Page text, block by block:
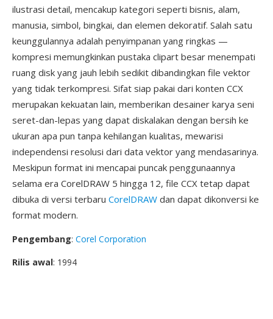
ilustrasi detail, mencakup kategori seperti bisnis, alam,
manusia, simbol, bingkai, dan elemen dekoratif. Salah satu
keunggulannya adalah penyimpanan yang ringkas —
kompresi memungkinkan pustaka clipart besar menempati
ruang disk yang jauh lebih sedikit dibandingkan file vektor
yang tidak terkompresi. Sifat siap pakai dari konten CCX
merupakan kekuatan lain, memberikan desainer karya seni
seret-dan-lepas yang dapat diskalakan dengan bersih ke
ukuran apa pun tanpa kehilangan kualitas, mewarisi
independensi resolusi dari data vektor yang mendasarinya.
Meskipun format ini mencapai puncak penggunaannya
selama era CorelDRAW 5 hingga 12, file CCX tetap dapat
dibuka di versi terbaru CorelDRAW dan dapat dikonversi ke
format modern.
Pengembang: Corel Corporation
Rilis awal: 1994